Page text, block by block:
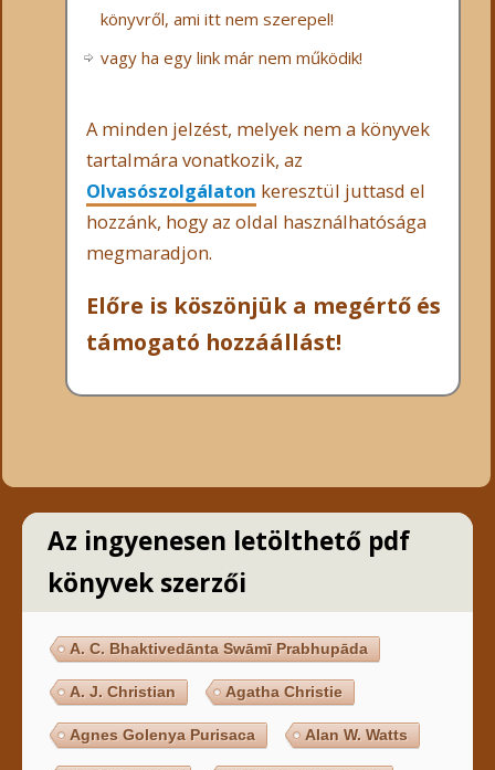
könyvről, ami itt nem szerepel!
vagy ha egy link már nem működik!
A minden jelzést, melyek nem a könyvek
tartalmára vonatkozik, az
Olvasószolgálaton keresztül juttasd el
hozzánk, hogy az oldal használhatósága
megmaradjon.
Előre is köszönjük a megértő és
támogató hozzáállást!
Az ingyenesen letölthető pdf
könyvek szerzői
A. C. Bhaktivedānta Swāmī Prabhupāda
A. J. Christian Agatha Christie
Agnes Golenya Purisaca Alan W. Watts